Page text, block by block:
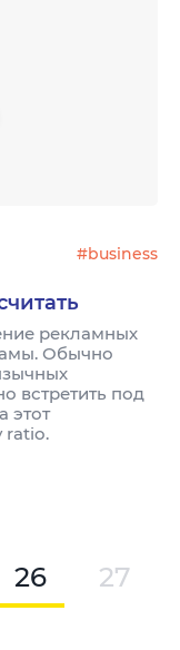
#business
рекламных
Обычно
встретить под
этот
ratio.
26 27